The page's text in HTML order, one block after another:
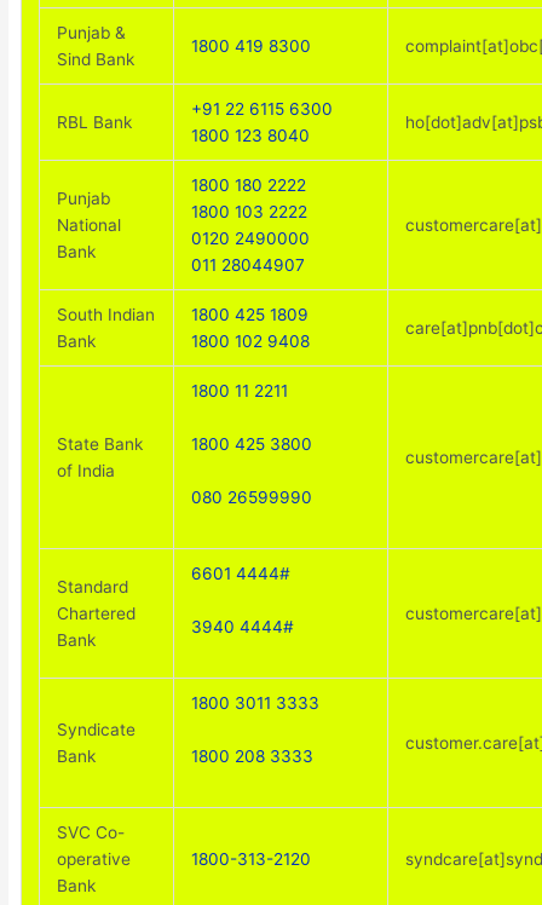
Punjab &
Sind Bank
1800 419 8300
RBL Bank
+91 22 6115 6300
1800 123 8040
Punjab
National
Bank
1800 180 2222
1800 103 2222
0120 2490000
011 28044907
South Indian
Bank
1800 425 1809
1800 102 9408
State Bank
of India
1800 11 2211
1800 425 3800
080 26599990
Standard
Chartered
Bank
6601 4444#
3940 4444#
Syndicate
Bank
1800 3011 3333
1800 208 3333
SVC Co-
operative
Bank
1800-313-2120